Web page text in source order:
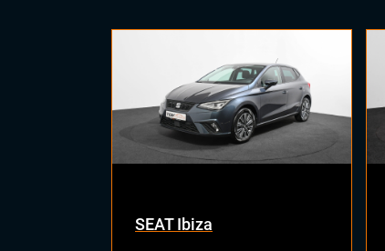
SEAT Ibiza